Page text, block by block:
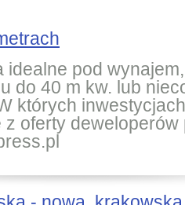
idealne pod
do 40 m kw. lub
których
oferty deweloperów